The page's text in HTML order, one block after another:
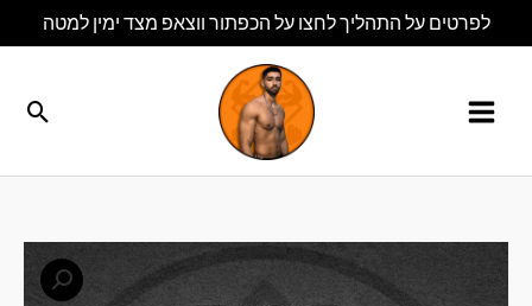
לתוכן
לפרטים על התהליך לחצו על הכפתור ווצאפ מצד ימין למטה